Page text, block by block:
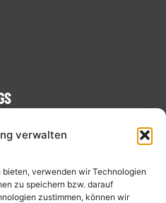
verwalten
bieten, verwenden wir Technologien
zu speichern bzw. darauf
zustimmen, können wir